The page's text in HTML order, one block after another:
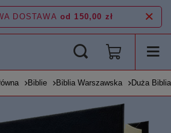
DOSTAWA od 150,00 zł
Biblie Biblia Warszawska Duża